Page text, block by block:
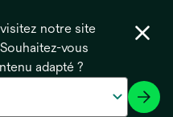
notre site
vous
adapté ?